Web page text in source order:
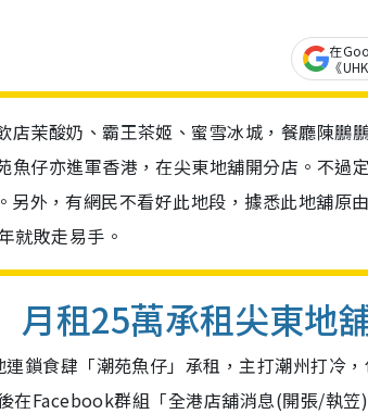
在
《
茉酸奶、霸王茶姬、蜜雪冰城，餐廳陳鵬
魚仔亦進軍香港，在尖東地舖開分店。不過
外，有網民不看好此地段，據悉此地舖原
就敗走易手。
月租25萬承租尖東地
鎖食肆「潮苑魚仔」承租，主打潮州打冷
在Facebook群組「全港店舖消息(開張/執